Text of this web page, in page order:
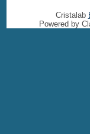
Cristalab
Powered by